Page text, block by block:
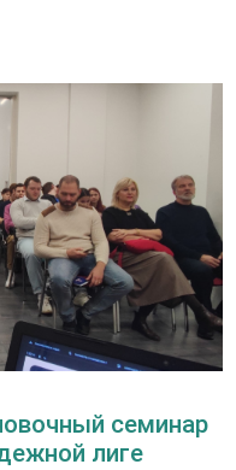
семинар
лиге